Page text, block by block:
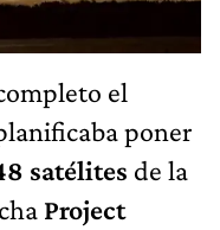
el
poner
satélites de la
Project